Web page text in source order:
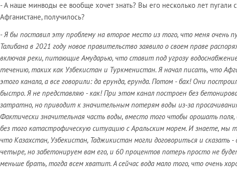
- А наше минводы ее вообще хочет знать? Вы его несколько лет пугали
Афганистане, получилось?
- Я бы поставил эту проблему на второе место из того, что меня очень
Талибана в 2021 году новое правительство заявило о своем праве
включая реки, питающие Амударью, что ставит под угрозу
течению, таких как Узбекистан и Туркменистан. Я начал писать, что
этого канала, а все говорили: да ерунда, ерунда. Потом - бах! Они
быстро. Я не представляю - как! При этом канал построен без
затратно, но приводит к значительным потерям воды из-за
Фактически значительная часть воды, вместо того чтобы орошать поля,
без того катастрофическую ситуацию с Аральским морем. И знаете, мы
что Казахстан, Узбекистан, Таджикистан могли договориться и сказать
четыре, но забетонируем вам его, и 60 процентов потерь просто не
меньше брать, тогда всем хватит. А сейчас вода мало того, что очень